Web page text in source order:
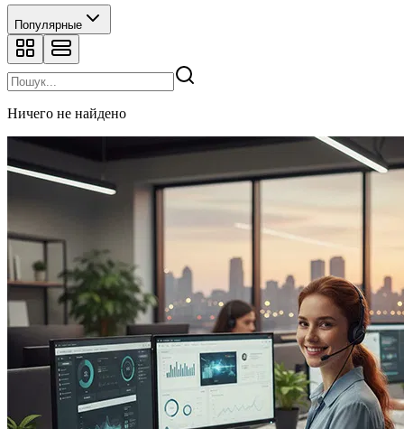
Популярные
Ничего не найдено